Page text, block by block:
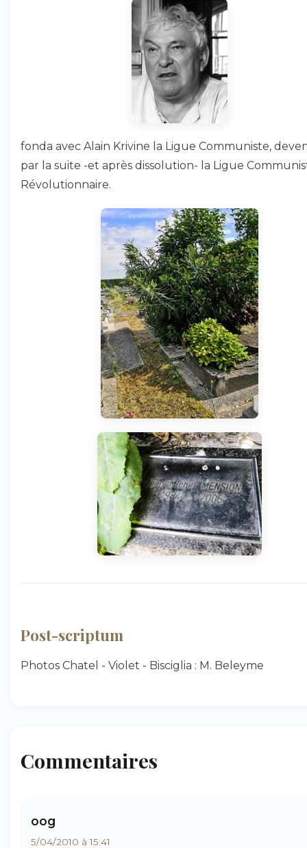
fonda avec Alain Krivine la Ligue Communiste,
par la suite -et après dissolution- la Ligue
Révolutionnaire.
Post-scriptum
Photos Chatel - Violet - Bisciglia : M. Beleyme
Commentaires
oog
5/04/2010 à 15:41